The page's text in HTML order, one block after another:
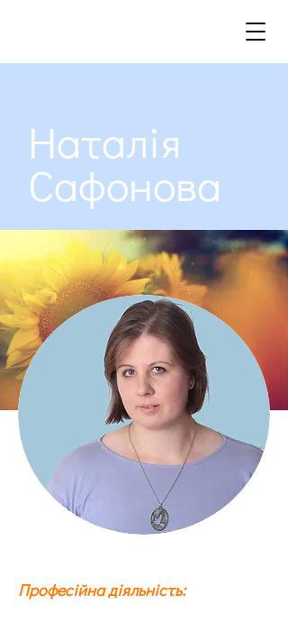
Наталія
Сафонова
Професійна діяльність: